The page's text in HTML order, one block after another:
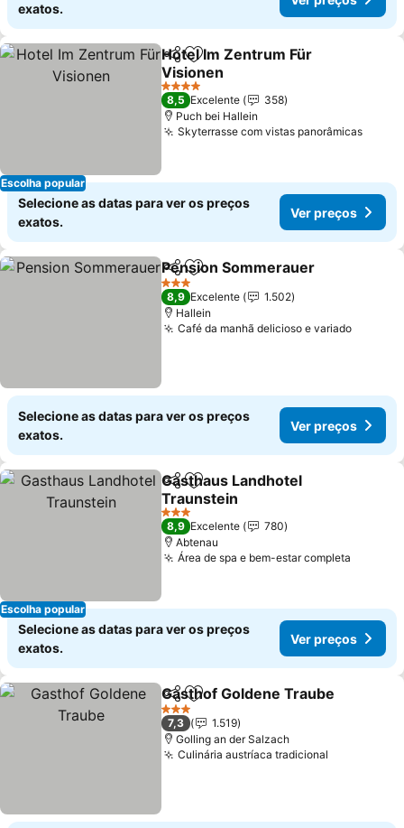
exatos.
Escolha popular
PartilharAdicionar aos favoritos
Hotel Im Zentrum Für
Visionen
Ver preços
4 Estrelas
8,5 Excelente
358
Puch bei Hallein
Skyterrasse com vistas panorâmicasVer
Selecione as datas para ver os preços
exatos.
Ver preços
PartilharAdicionar aos favoritos
Pension Sommerauer
3 Estrelas
8,9 Excelente
1.502
Hallein
Café da manhã delicioso e variadoVer
Selecione as datas para ver os preços
exatos.
Ver preços
Escolha popular
PartilharAdicionar aos favoritos
Gasthaus Landhotel
Traunstein
Ver preços
3 Estrelas
8,9 Excelente
780
Abtenau
Área de spa e bem-estar completa
Selecione as datas para ver os preços
exatos.
Ver preços
PartilharAdicionar aos favoritos
Gasthof Goldene Traube
3 Estrelas
7,3
1.519
Golling an der Salzach
Culinária austríaca tradicional